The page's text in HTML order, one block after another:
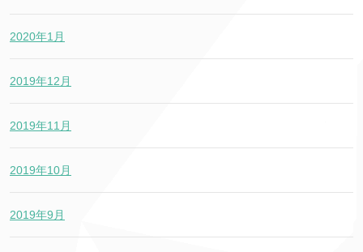
2020年1月
2019年12月
2019年11月
2019年10月
2019年9月